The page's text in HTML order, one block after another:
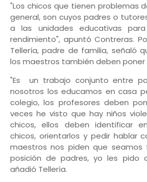
"Los chicos que tienen problemas
general, son cuyos padres o
a las unidades educativas
rendimiento", apuntó Contreras.
Tellería, padre de familia, señaló
los maestros también deben poner
"Es un trabajo conjunto entre
nosotros los educamos en casa
colegio, los profesores deben
veces he visto que hay niños
chicos, ellos deben identificar
chicos, orientarlos y pedir hablar
maestros nos piden que seamos
posición de padres, yo les pido
añadió Tellería.